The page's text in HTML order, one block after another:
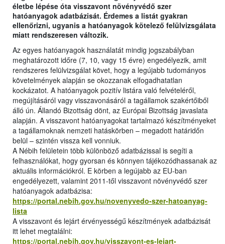
életbe lépése óta visszavont növényvédő szer
hatóanyagok adatbázisát. Érdemes a listát gyakran
ellenőrizni, ugyanis a hatóanyagok kötelező felülvizsgálata
miatt rendszeresen változik.
Az egyes hatóanyagok használatát mindig jogszabályban
meghatározott időre (7, 10, vagy 15 évre) engedélyezik, amit
rendszeres felülvizsgálat követ, hogy a legújabb tudományos
követelmények alapján se okozzanak elfogadhatatlan
kockázatot. A hatóanyagok pozitív listára való felvételéről,
megújításáról vagy visszavonásáról a tagállamok szakértőiből
álló ún. Állandó Bizottság dönt, az Európai Bizottság javaslata
alapján. A visszavont hatóanyagokat tartalmazó készítményeket
a tagállamoknak nemzeti hatáskörben – megadott határidőn
belül – szintén vissza kell vonniuk.
A Nébih felületein több különböző adatbázissal is segíti a
felhasználókat, hogy gyorsan és könnyen tájékozódhassanak az
aktuális információkról. E körben a legújabb az EU-ban
engedélyezett, valamint 2011-től visszavont növényvédő szer
hatóanyagok adatbázisa:
https://portal.nebih.gov.hu/novenyvedo-szer-hatoanyag-
lista
A visszavont és lejárt érvényességű készítmények adatbázisát
itt lehet megtalálni:
https://portal.nebih.gov.hu/visszavont-es-lejart-